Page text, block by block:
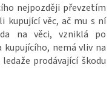
nejpozději převzetím
kupující věc, ač mu s ní
na věci, vzniklá po
kupujícího, nemá vliv na
prodávající škodu